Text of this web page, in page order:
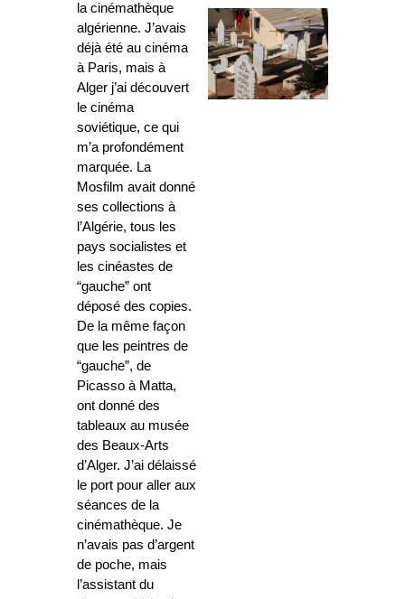
la cinémathèque
algérienne. J’avais
déjà été au cinéma
à Paris, mais à
Alger j’ai découvert
le cinéma
soviétique, ce qui
m’a profondément
marquée. La
Mosfilm avait donné
ses collections à
l’Algérie, tous les
pays socialistes et
les cinéastes de
“gauche” ont
déposé des copies.
De la même façon
que les peintres de
“gauche”, de
Picasso à Matta,
ont donné des
tableaux au musée
des Beaux-Arts
d’Alger. J’ai délaissé
le port pour aller aux
séances de la
cinémathèque. Je
n’avais pas d’argent
de poche, mais
l’assistant du